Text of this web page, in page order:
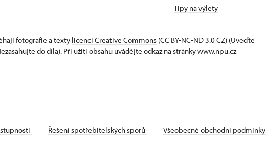
Tipy na výlety
fotografie a texty licenci Creative Commons (CC BY-NC-ND 3.0 CZ) (Uveďte
do díla). Při užití obsahu uvádějte odkaz na stránky www.npu.cz
Řešení spotřebitelských sporů Všeobecné obchodní podmínky